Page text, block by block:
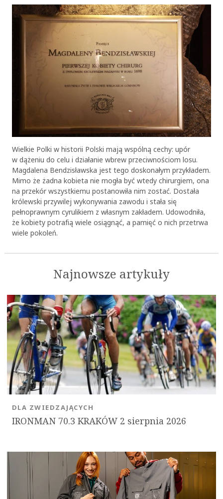
Wielkie Polki w historii Polski mają wspólną cechy: upór
w dążeniu do celu i działanie wbrew przeciwnościom losu.
Magdalena Bendzisławska jest tego doskonałym przykładem.
Mimo że żadna kobieta nie mogła być wtedy chirurgiem, ona
na przekór wszystkiemu postanowiła nim zostać. Dostała
królewski przywilej wykonywania zawodu i stała się
pełnoprawnym cyrulikiem z własnym zakładem. Udowodniła,
że kobiety potrafią wiele osiągnąć, a pamięć o nich przetrwa
wiele pokoleń.
Najnowsze artykuły
IRONMAN 70.3 KRAKÓW 2 sierpnia 2026
DLA ZWIEDZAJĄCYCH